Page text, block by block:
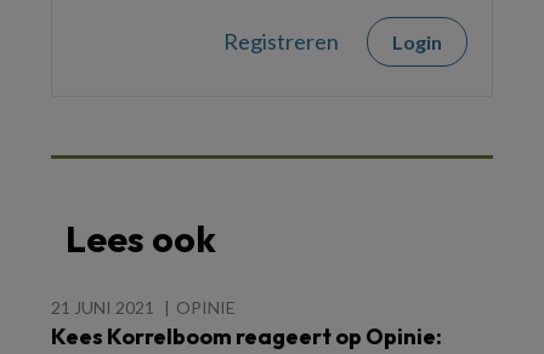
Registreren Login
Lees ook
21 JUNI 2021 OPINIE
Kees Korrelboom reageert op Opinie: